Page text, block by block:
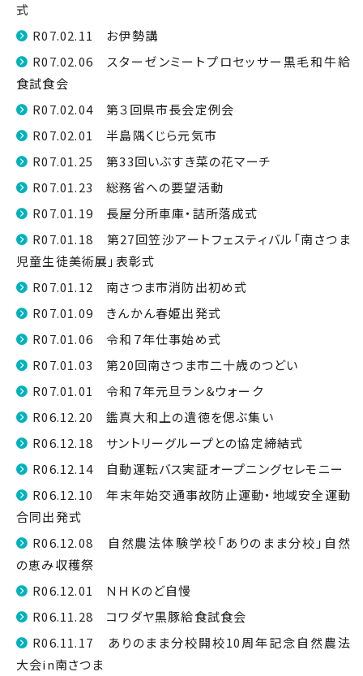
式
R07.02.11 お伊勢講
R07.02.06 スターゼンミートプロセッサー黒毛和牛給
食試食会
R07.02.04 第３回県市長会定例会
R07.02.01 半島隅くじら元気市
R07.01.25 第33回いぶすき菜の花マーチ
R07.01.23 総務省への要望活動
R07.01.19 長屋分所車庫・詰所落成式
R07.01.18 第27回笠沙アートフェスティバル「南さつま
児童生徒美術展」表彰式
R07.01.12 南さつま市消防出初め式
R07.01.09 きんかん春姫出発式
R07.01.06 令和７年仕事始め式
R07.01.03 第20回南さつま市二十歳のつどい
R07.01.01 令和７年元旦ラン＆ウォーク
R06.12.20 鑑真大和上の遺徳を偲ぶ集い
R06.12.18 サントリーグループとの協定締結式
R06.12.14 自動運転バス実証オープニングセレモニー
R06.12.10 年末年始交通事故防止運動・地域安全運動
合同出発式
R06.12.08 自然農法体験学校「ありのまま分校」自然
の恵み収穫祭
R06.12.01 ＮＨＫのど自慢
R06.11.28 コワダヤ黒豚給食試食会
R06.11.17 ありのまま分校開校10周年記念自然農法
大会in南さつま